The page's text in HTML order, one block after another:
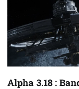
Alpha 3.18 :